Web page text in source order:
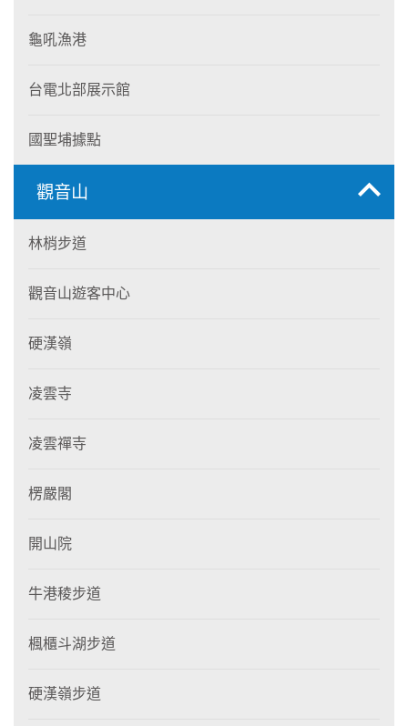
龜吼漁港
台電北部展示館
國聖埔據點
觀音山
林梢步道
觀音山遊客中心
硬漢嶺
凌雲寺
凌雲禪寺
楞嚴閣
開山院
牛港稜步道
楓櫃斗湖步道
硬漢嶺步道